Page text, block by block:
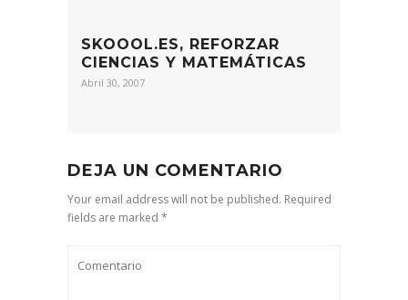
SKOOOL.ES, REFORZAR
CIENCIAS Y MATEMÁTICAS
Abril 30, 2007
DEJA UN COMENTARIO
Your email address will not be published. Required
fields are marked *